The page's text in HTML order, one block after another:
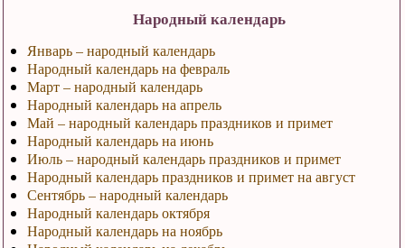
Народный календарь
Январь – народный календарь
Народный календарь на февраль
Март – народный календарь
Народный календарь на апрель
Май – народный календарь праздников и примет
Народный календарь на июнь
Июль – народный календарь праздников и примет
Народный календарь праздников и примет на август
Сентябрь – народный календарь
Народный календарь октября
Народный календарь на ноябрь